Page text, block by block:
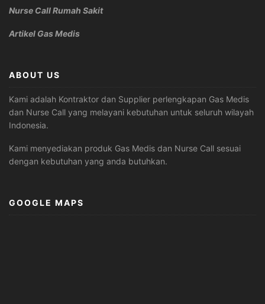
Nurse Call Rumah Sakit
Artikel Gas Medis
ABOUT US
Kami adalah Kontraktor dan Supplier perlengkapan Gas Medis
dan Nurse Call yang melayani kebutuhan untuk seluruh wilayah
Indonesia.
Kami menyediakan produk Gas Medis dan Nurse Call sesuai
dengan kebutuhan yang anda butuhkan.
GOOGLE MAPS